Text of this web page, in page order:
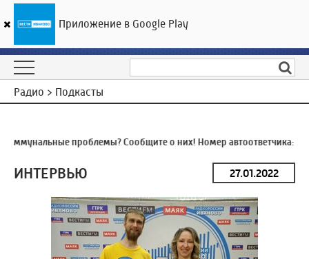
ГТРК «Ивтелерадио»
Радио > Подкасты
проблемы? Сообщите о них! Номер автоответчика:8
ИНТЕРВЬЮ
Приложение в Google Play